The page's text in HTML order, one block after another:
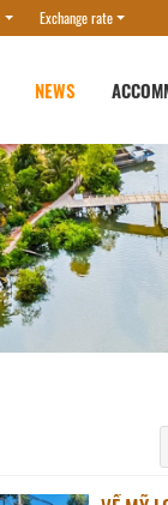
Exchange rate
NEWS